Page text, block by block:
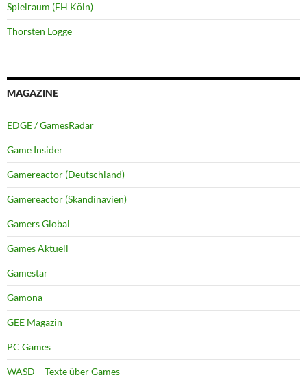
Spielraum (FH Köln)
Thorsten Logge
MAGAZINE
EDGE / GamesRadar
Game Insider
Gamereactor (Deutschland)
Gamereactor (Skandinavien)
Gamers Global
Games Aktuell
Gamestar
Gamona
GEE Magazin
PC Games
WASD – Texte über Games